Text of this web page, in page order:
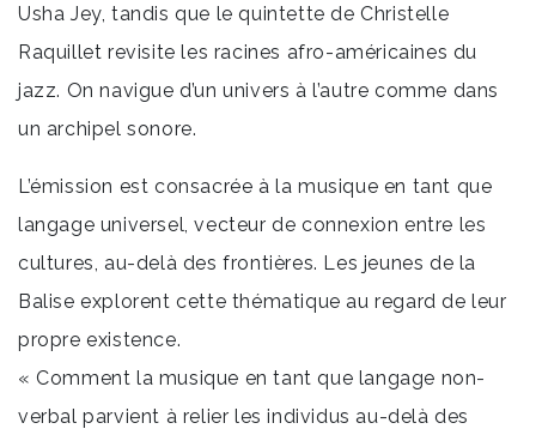
Usha Jey, tandis que le quintette de Christelle
Raquillet revisite les racines afro-américaines du
jazz. On navigue d’un univers à l’autre comme dans
un archipel sonore.
L’émission est consacrée à la musique en tant que
langage universel, vecteur de connexion entre les
cultures, au-delà des frontières. Les jeunes de la
Balise explorent cette thématique au regard de leur
propre existence.
« Comment la musique en tant que langage non-
verbal parvient à relier les individus au-delà des